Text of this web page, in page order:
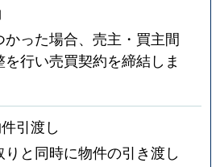
った場合、売主・買主間
行い売買契約を締結しま
引渡し
と同時に物件の引き渡し